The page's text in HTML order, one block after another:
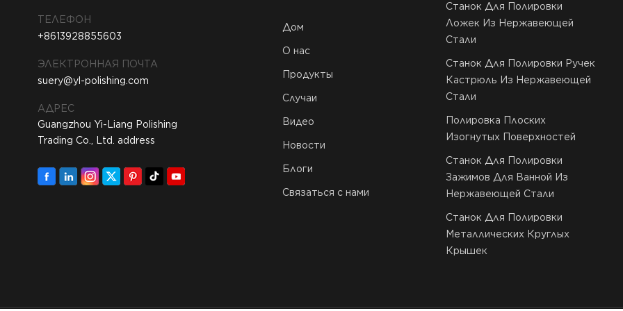
ТЕЛЕФОН
+8613928855603
ЭЛЕКТРОННАЯ ПОЧТА
suery@yl-polishing.com
АДРЕС
Guangzhou Yi-Liang Polishing
Trading Co., Ltd. address
Дом
О нас
Продукты
Случаи
Видео
Новости
Блоги
Связаться с нами
Станок Для Полировки
Ложек Из Нержавеющей
Стали
Станок Для Полировки Ручек
Кастрюль Из Нержавеющей
Стали
Полировка Плоских
Изогнутых Поверхностей
Станок Для Полировки
Зажимов Для Ванной Из
Нержавеющей Стали
Станок Для Полировки
Металлических Круглых
Крышек